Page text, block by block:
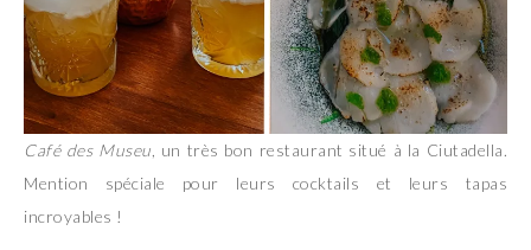
Café des Museu , un très bon restaurant situé à la Ciutadella.
Mention spéciale pour leurs cocktails et leurs tapas
incroyables !